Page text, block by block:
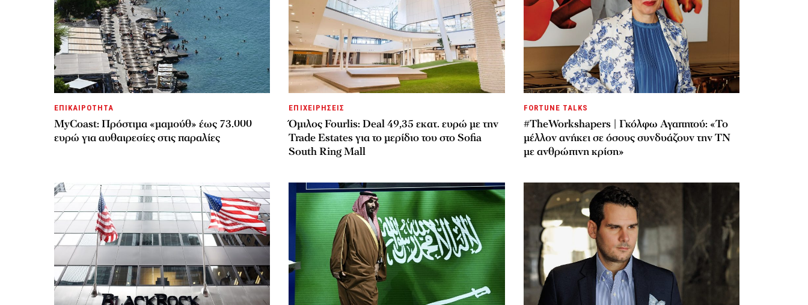
ΕΠΙΚΑΙΡΟΤΗΤΑ
MyCoast: Πρόστιμα «μαμούθ» έως 73.000
ευρώ για αυθαιρεσίες στις παραλίες
ΕΠΙΧΕΙΡΗΣΕΙΣ
Όμιλος Fourlis: Deal 49,35 εκατ. ευρώ με την
Trade Estates για το μερίδιο του στο Sofia
South Ring Mall
FORTUNE TALKS
#TheWorkshapers | Γκόλφω Αγαπητού: «Το
μέλλον ανήκει σε όσους συνδυάζουν την ΤΝ
με ανθρώπινη κρίση»